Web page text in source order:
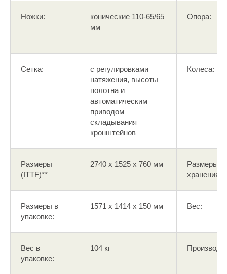
Ножки:
конические 110-65/65
мм
Опора:
Сетка:
с регулировками
натяжения, высоты
полотна и
автоматическим
приводом
складывания
кронштейнов
Колеса:
Размеры
(ITTF)**
2740 x 1525 x 760 мм
Размеры
Размеры в
упаковке:
1571 x 1414 x 150 мм Вес:
Вес в
упаковке:
104 кг